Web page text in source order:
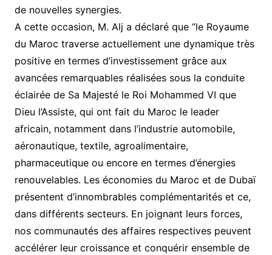
de nouvelles synergies.
A cette occasion, M. Alj a déclaré que “le Royaume
du Maroc traverse actuellement une dynamique très
positive en termes d’investissement grâce aux
avancées remarquables réalisées sous la conduite
éclairée de Sa Majesté le Roi Mohammed VI que
Dieu l’Assiste, qui ont fait du Maroc le leader
africain, notamment dans l’industrie automobile,
aéronautique, textile, agroalimentaire,
pharmaceutique ou encore en termes d’énergies
renouvelables. Les économies du Maroc et de Dubaï
présentent d’innombrables complémentarités et ce,
dans différents secteurs. En joignant leurs forces,
nos communautés des affaires respectives peuvent
accélérer leur croissance et conquérir ensemble de